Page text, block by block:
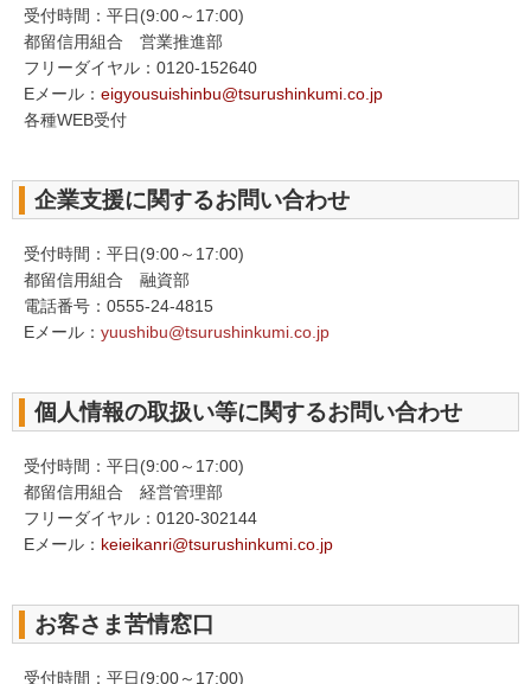
受付時間：平日(9:00～17:00)
都留信用組合 営業推進部
フリーダイヤル：0120-152640
Eメール： eigyousuishinbu@tsurushinkumi.co.jp
各種WEB受付
企業支援に関するお問い合わせ
受付時間：平日(9:00～17:00)
都留信用組合 融資部
電話番号：0555-24-4815
Eメール： yuushibu@tsurushinkumi.co.jp
個人情報の取扱い等に関するお問い合わせ
受付時間：平日(9:00～17:00)
都留信用組合 経営管理部
フリーダイヤル：0120-302144
Eメール： keieikanri@tsurushinkumi.co.jp
お客さま苦情窓口
受付時間：平日(9:00～17:00)